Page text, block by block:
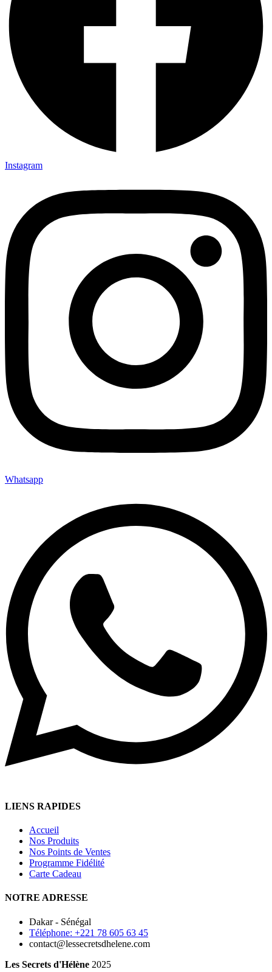
Instagram
Whatsapp
LIENS RAPIDES
Accueil
Nos Produits
Nos Points de Ventes
Programme Fidélité
Carte Cadeau
NOTRE ADRESSE
Dakar - Sénégal
Téléphone: +221 78 605 63 45
contact@lessecretsdhelene.com
Les Secrets d'Hélène 2025